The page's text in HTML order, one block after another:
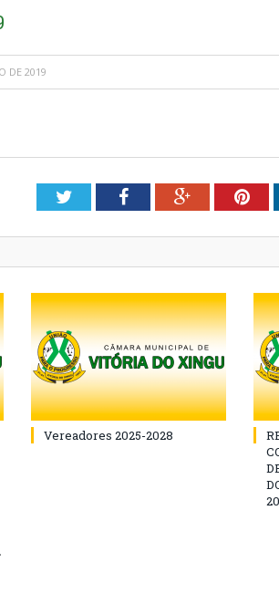
DE 2019
TwitterFacebookGoogle+
Vereadores 2025-2028